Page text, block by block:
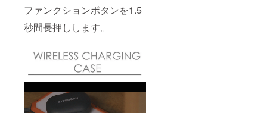
ファンクションボタンを1.5
秒間長押しします。